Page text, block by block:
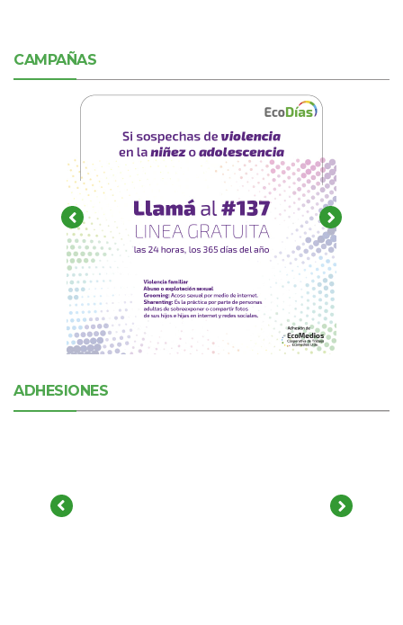
CAMPAÑAS
ADHESIONES